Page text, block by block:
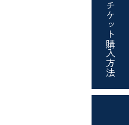
チケット
購入方法